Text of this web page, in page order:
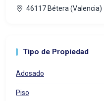
46117 Bétera (Valencia)
Tipo de Propiedad
Adosado
Piso